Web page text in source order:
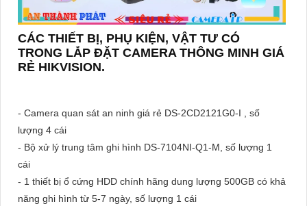
CÁC THIẾT BỊ, PHỤ KIỆN, VẬT TƯ CÓ
TRONG LẮP ĐẶT CAMERA THÔNG MINH GIÁ
RẺ HIKVISION.
- Camera quan sát an ninh giá rẻ DS-2CD2121G0-I , số
lượng 4 cái
- Bộ xử lý trung tâm ghi hình DS-7104NI-Q1-M, số lượng 1
cái
- 1 thiết bị ổ cứng HDD chính hãng dung lượng 500GB có khả
năng ghi hình từ 5-7 ngày, số lượng 1 cái